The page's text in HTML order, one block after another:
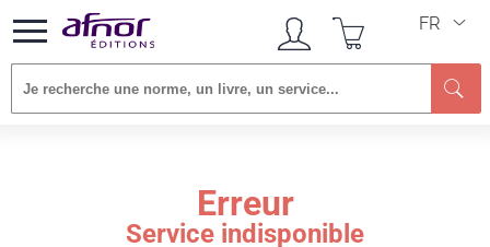
FR
Erreur
Service indisponible